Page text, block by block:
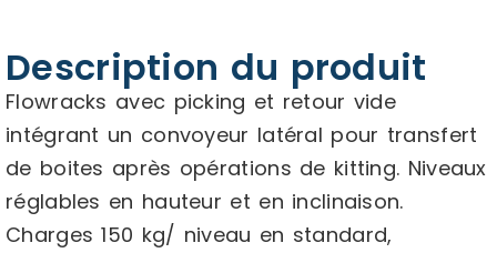
Description du produit
Flowracks avec picking et retour vide
intégrant un convoyeur latéral pour transfert
de boites après opérations de kitting. Niveaux
réglables en hauteur et en inclinaison.
Charges 150 kg/ niveau en standard,